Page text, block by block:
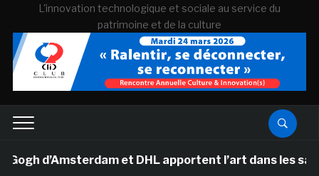
L'innovation technologique et sociale au service du
patrimoine et de la culture
d’Amsterdam et DHL apportent l’art dans les salles